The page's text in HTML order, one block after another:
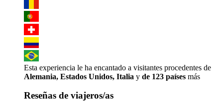
Esta experiencia le ha encantado a visitantes procedentes de
Alemania, Estados Unidos, Italia y de 123 países más
Reseñas de viajeros/as